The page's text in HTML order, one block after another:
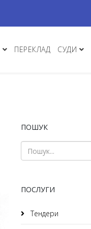
ПЕРЕКЛАД СУДИ
ПОШУК
ПОСЛУГИ
Тендери